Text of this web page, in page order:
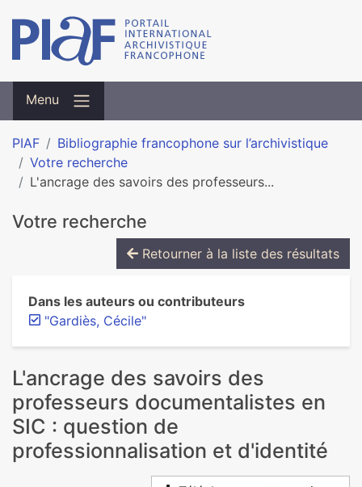
Menu
PIAF
Bibliographie francophone sur l’archivistique
Votre recherche
L'ancrage des savoirs des professeurs...
Votre recherche
Retourner à la liste des résultats
Dans les auteurs ou contributeurs
"Gardiès, Cécile"
L'ancrage des savoirs des
professeurs documentalistes en
SIC : question de
professionnalisation et d'identité